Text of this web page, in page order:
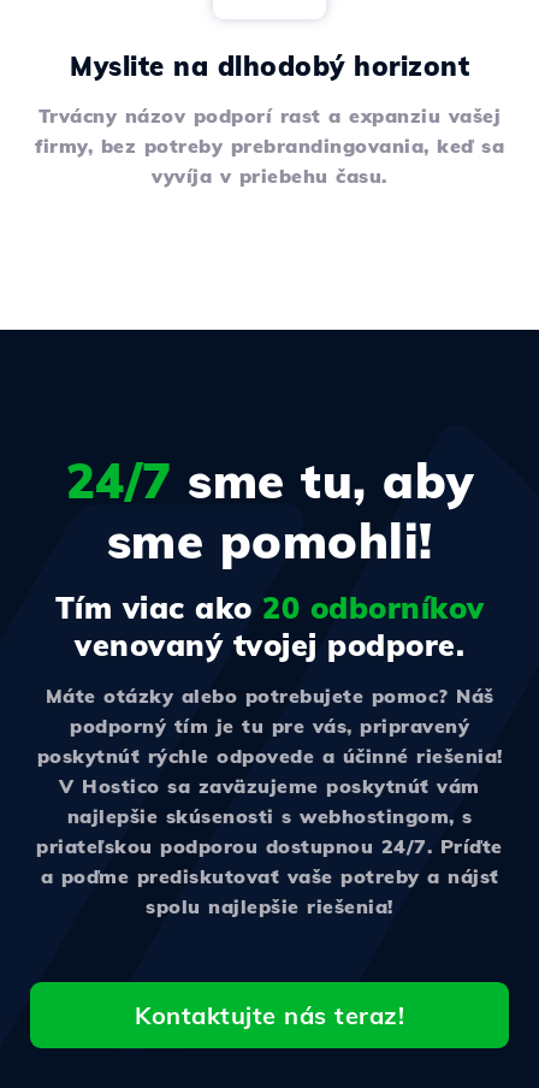
Myslite na dlhodobý horizont
Trvácny názov podporí rast a expanziu vašej
firmy, bez potreby prebrandingovania, keď sa
vyvíja v priebehu času.
24/7 sme tu, aby
sme pomohli!
Tím viac ako 20 odborníkov
venovaný tvojej podpore.
Máte otázky alebo potrebujete pomoc? Náš
podporný tím je tu pre vás, pripravený
poskytnúť rýchle odpovede a účinné riešenia!
V Hostico sa zaväzujeme poskytnúť vám
najlepšie skúsenosti s webhostingom, s
priateľskou podporou dostupnou 24/7. Príďte
a poďme prediskutovať vaše potreby a nájsť
spolu najlepšie riešenia!
Kontaktujte nás teraz!